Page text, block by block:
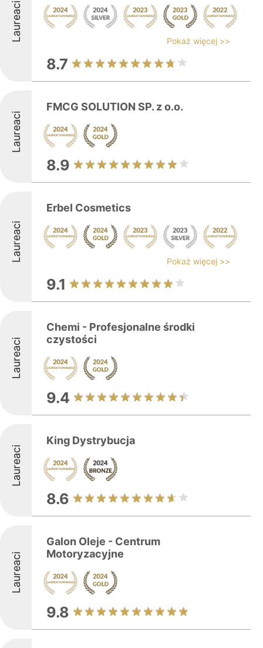
Laureaci Pokaż więcej >>
8.7
Laureaci
FMCG SOLUTION SP. z o.o.
8.9
Laureaci
Erbel Cosmetics
Pokaż więcej >>
9.1
Laureaci
Chemi - Profesjonalne środki
czystości
9.4
Laureaci
King Dystrybucja
8.6
Laureaci
Galon Oleje - Centrum
Motoryzacyjne
9.8